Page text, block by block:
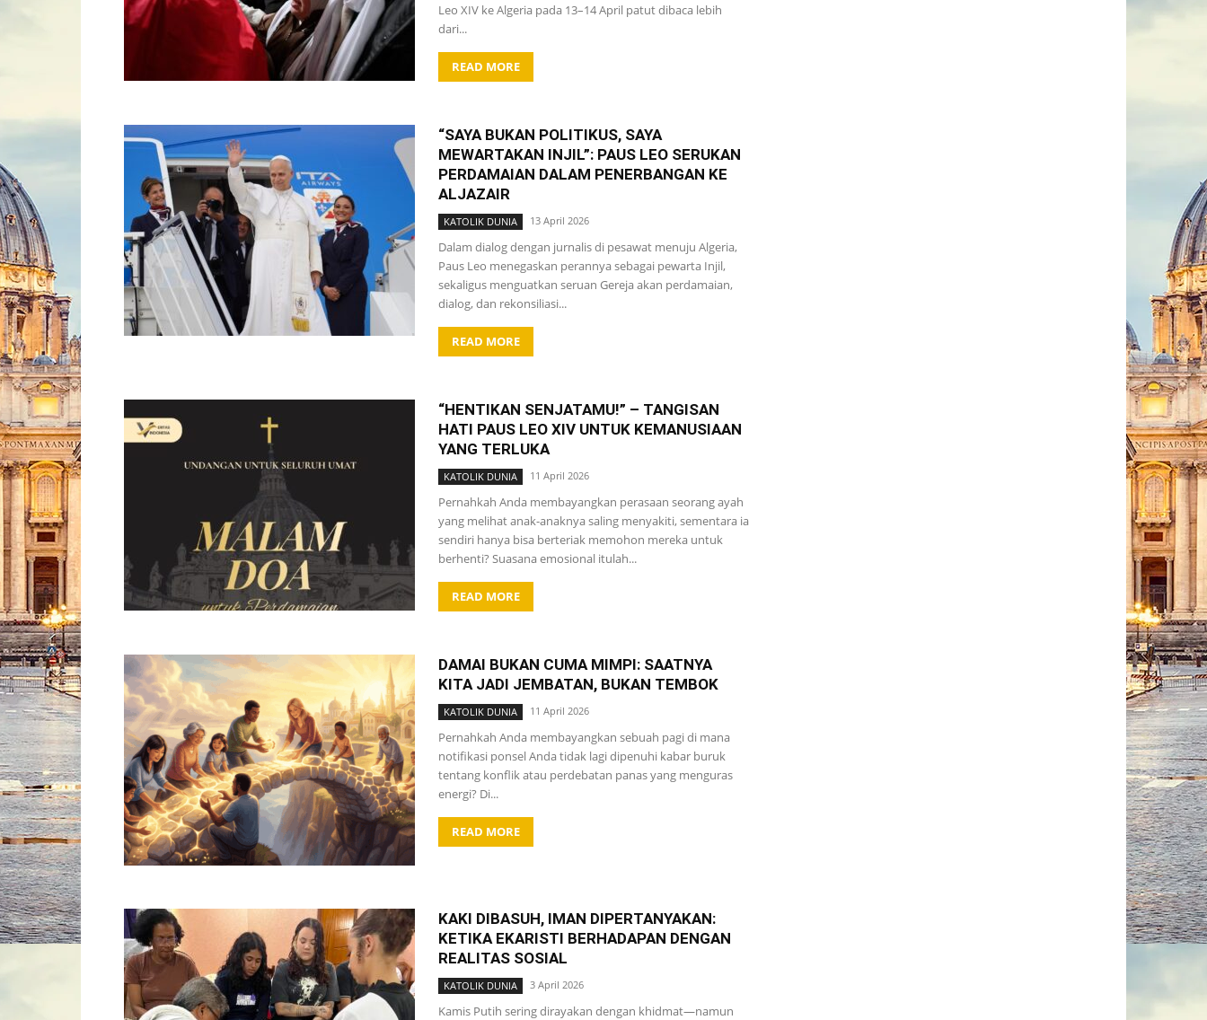
Leo XIV ke Algeria pada 13–14 April patut dibaca lebih
dari...
READ MORE
“SAYA BUKAN POLITIKUS, SAYA
MEWARTAKAN INJIL”: PAUS LEO SERUKAN
PERDAMAIAN DALAM PENERBANGAN KE
ALJAZAIR
KATOLIK DUNIA 13 April 2026
Dalam dialog dengan jurnalis di pesawat menuju Algeria,
Paus Leo menegaskan perannya sebagai pewarta Injil,
sekaligus menguatkan seruan Gereja akan perdamaian,
dialog, dan rekonsiliasi...
READ MORE
“HENTIKAN SENJATAMU!” – TANGISAN
HATI PAUS LEO XIV UNTUK KEMANUSIAAN
YANG TERLUKA
KATOLIK DUNIA 11 April 2026
Pernahkah Anda membayangkan perasaan seorang ayah
yang melihat anak-anaknya saling menyakiti, sementara ia
sendiri hanya bisa berteriak memohon mereka untuk
berhenti? Suasana emosional itulah...
READ MORE
DAMAI BUKAN CUMA MIMPI: SAATNYA
KITA JADI JEMBATAN, BUKAN TEMBOK
KATOLIK DUNIA 11 April 2026
Pernahkah Anda membayangkan sebuah pagi di mana
notifikasi ponsel Anda tidak lagi dipenuhi kabar buruk
tentang konflik atau perdebatan panas yang menguras
energi? Di...
READ MORE
KAKI DIBASUH, IMAN DIPERTANYAKAN:
KETIKA EKARISTI BERHADAPAN DENGAN
REALITAS SOSIAL
KATOLIK DUNIA 3 April 2026
Kamis Putih sering dirayakan dengan khidmat—namun